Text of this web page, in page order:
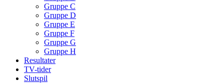
Gruppe C
Gruppe D
Gruppe E
Gruppe F
Gruppe G
Gruppe H
Resultater
TV-tider
Slutspil